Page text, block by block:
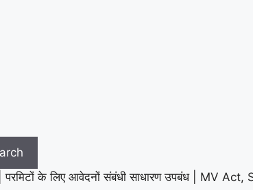
| परमिटों के लिए आवेदनों संबंधी साधारण उपबंध |